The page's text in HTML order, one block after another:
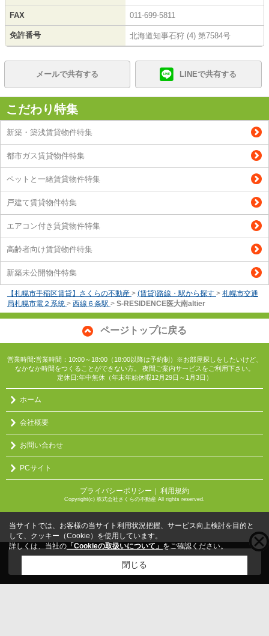
FAX 011-699-5811
免許番号 北海道知事石狩 (4) 第7584号
メールで共有する LINEで共有する
こだわり特集
新築・築浅賃貸物件特集
都市ガス賃貸物件特集
ペットと一緒賃貸物件特集
戸建て賃貸物件特集
エアコン付き賃貸物件特集
高齢者向け賃貸物件特集
新築未公開物件特集
【札幌市手稲区賃貸】さくらの不動産 > (賃貸)路線・駅から探す > 札幌市交通
局札幌市電２系統 > 西線６条駅 > S-RESIDENCE医大南altier
ページトップに戻る
営業時間:営業時間：10:00～18:00（18:00以降は予約制）※お部屋探しをしたいけど、
なかなか時間をつくることができない方。 夜間ご案内サービスをご利用下さい。
定休日:年中無休（年末年始休暇12月29日～1月3日）
ホーム
会社概要
お問い合わせ
PCサイト
プライバシーポリシー ｜ 利用規約
Copyright(c) 株式会社さくらの不動産 All rights reserved.
こちらの物件をご覧の方にお勧めな物件
当サイトでは、お客様の当サイト利用状況把握、サービス向上検討を目的と
して、クッキー（Cookie）を使用しています。
詳しくは、当社の 「Cookieの取扱いについて」 をご確認ください。
閉じる